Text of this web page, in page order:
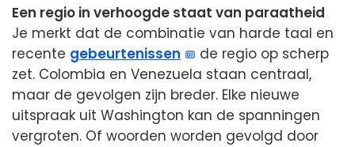
Een regio in verhoogde staat van paraatheid
Je merkt dat de combinatie van harde taal en
recente gebeurtenissen
de regio op scherp
zet. Colombia en Venezuela staan centraal,
maar de gevolgen zijn breder. Elke nieuwe
uitspraak uit Washington kan de spanningen
vergroten. Of woorden worden gevolgd door